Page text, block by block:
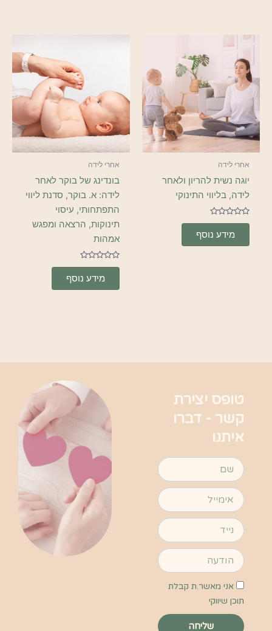
אחרי לידה
יוגה נשית להריון ולאחר
לידה, בליווי התינוקי
דורג
מתוך
5
מידע נוסף
אחרי לידה
בונדינג של בוקר לאחר
לידה: א. בוקר, סדנת ליווי
התפתחותי, עיסוי
תינוקות, הרצאה ומפגש
אמהות
דורג
מתוך
5
מידע נוסף
טופס יצירת
קשר - דברו
איתנו
שם
אימייל
נייד
הודעה
אישור
תוכן
אני מאשר.ת קבלת
תוכן שיווקי
שליחה